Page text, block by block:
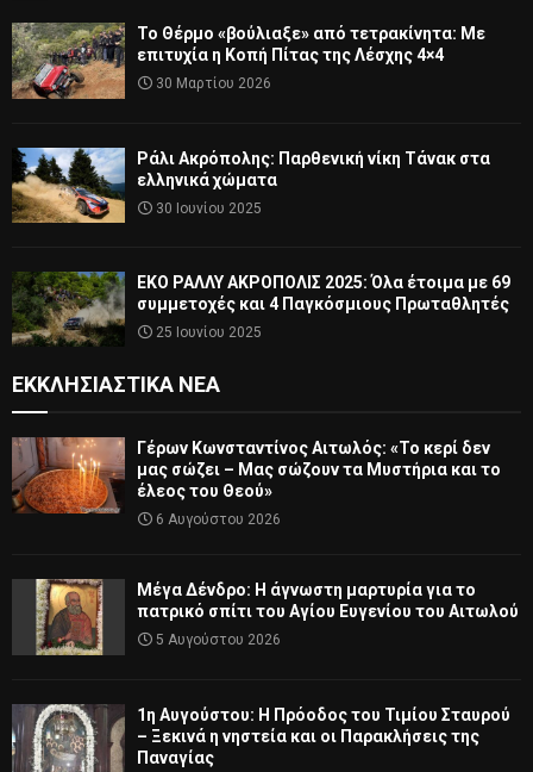
Το Θέρμο «βούλιαξε» από τετρακίνητα: Με
επιτυχία η Κοπή Πίτας της Λέσχης 4×4
30 Μαρτίου 2026
Ράλι Ακρόπολης: Παρθενική νίκη Τάνακ στα
ελληνικά χώματα
30 Ιουνίου 2025
ΕΚΟ ΡΑΛΛΥ ΑΚΡΟΠΟΛΙΣ 2025: Όλα έτοιμα με 69
συμμετοχές και 4 Παγκόσμιους Πρωταθλητές
25 Ιουνίου 2025
ΕΚΚΛΗΣΙΑΣΤΙΚΆ ΝΈΑ
Γέρων Κωνσταντίνος Αιτωλός: «Το κερί δεν
μας σώζει – Μας σώζουν τα Μυστήρια και το
έλεος του Θεού»
6 Αυγούστου 2026
Μέγα Δένδρο: Η άγνωστη μαρτυρία για το
πατρικό σπίτι του Αγίου Ευγενίου του Αιτωλού
5 Αυγούστου 2026
1η Αυγούστου: Η Πρόοδος του Τιμίου Σταυρού
– Ξεκινά η νηστεία και οι Παρακλήσεις της
Παναγίας